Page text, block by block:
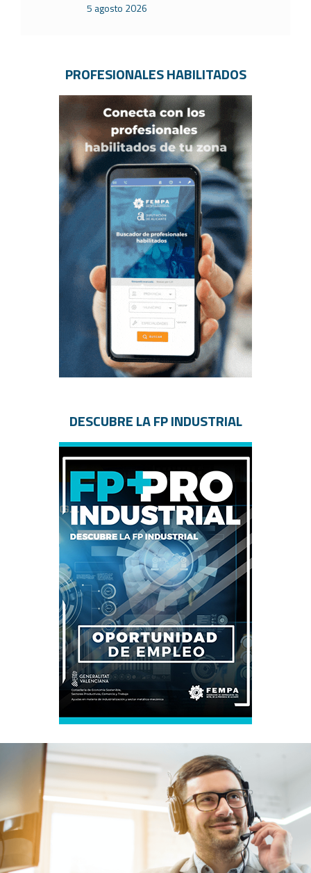
5 agosto 2026
PROFESIONALES HABILITADOS
DESCUBRE LA FP INDUSTRIAL